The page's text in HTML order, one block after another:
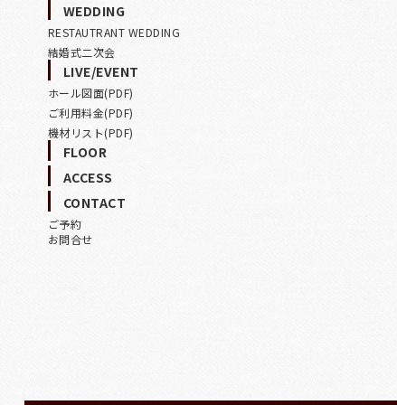
WEDDING
RESTAUTRANT WEDDING
結婚式二次会
LIVE/EVENT
ホール図面(PDF)
ご利用料金(PDF)
機材リスト(PDF)
FLOOR
ACCESS
CONTACT
ご予約
お問合せ